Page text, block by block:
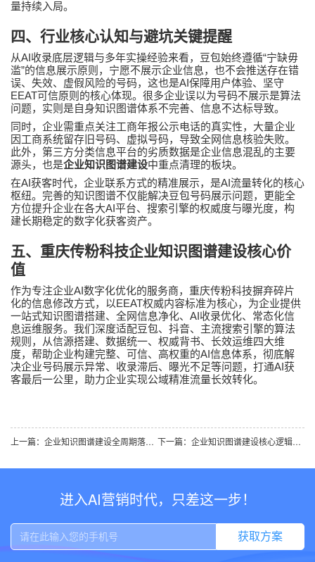
量持续入局。
四、行业核心认知与避坑关键提醒
从AI收录底层逻辑与多年实操经验来看，豆包始终遵循“宁缺毋
滥”的信息展示原则，宁愿不展示企业信息，也不会推送存在错
误、失效、虚假风险的号码，这也是AI保障用户体验、坚守
EEAT可信原则的核心体现。很多企业误以为号码不展示是算法
问题，实则是自身知识图谱体系不完善、信息不达标导致。
同时，企业需重点关注工商年报公示电话的真实性，大量企业
因工商系统留存旧号码、虚拟号码，导致全网信息核验失败。
此外，第三方分类信息平台的劣质数据是企业信息混乱的主要
源头，也是企业知识图谱建设中重点清理的板块。
在AI获客时代，企业联系方式的精准展示，是AI流量转化的核心
枢纽。完善的知识图谱不仅能解决豆包号码展示问题，更能全
方位提升企业在各大AI平台、搜索引擎的权威度与曝光度，构
建长期稳定的数字化获客资产。
五、重庆传粉科技企业知识图谱建设核心价
值
作为专注企业AI数字化优化的服务商，重庆传粉科技摒弃碎片
化的信息修改方式，以EEAT权威内容标准为核心，为企业提供
一站式知识图谱搭建、全网信息净化、 AI收录优化、常态化信
息运维服务。我们深度适配豆包、抖音、主流搜索引擎的算法
规则，从信源搭建、数据统一、权威背书、长效运维四大维
度，帮助企业构建完整、可信、高权重的AI信息体系，彻底解
决企业号码展示异常、收录滞后、曝光不足等问题，打通AI获
客最后一公里，助力企业实现公域精准流量长效转化。
上一篇：企业知识图谱建设全周期落地体系与优化路径｜重庆传粉科技行业权威解析 下一篇：企业知识图谱建设核心逻辑：跳出浅层优化误区，构筑AI时代长效行业竞争壁垒
进入AI营销时代，只差这一步！
获取方案